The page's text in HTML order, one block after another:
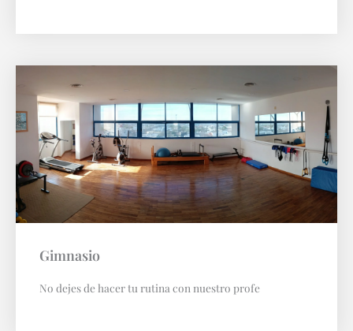
Gimnasio
No dejes de hacer tu rutina con nuestro profe